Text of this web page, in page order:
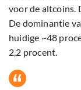
voor de altcoins.
De dominantie
huidige ~48
2,2 procent.